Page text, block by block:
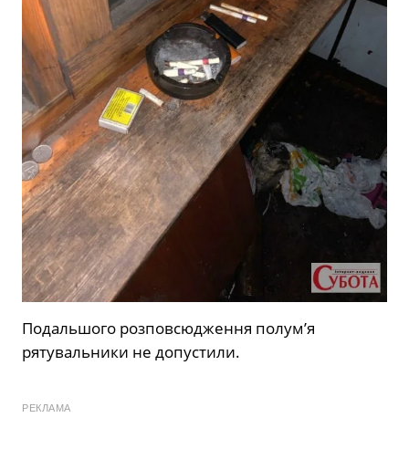
Подальшого розповсюдження полум’я
рятувальники не допустили.
РЕКЛАМА